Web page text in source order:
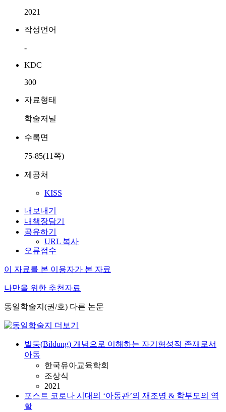
2021
작성언어
-
KDC
300
자료형태
학술저널
수록면
75-85(11쪽)
제공처
KISS
내보내기
내책장담기
공유하기
URL 복사
오류접수
이 자료를 본 이용자가 본 자료
나만을 위한 추천자료
동일학술지(권/호) 다른 논문
빌둥(Bildung) 개념으로 이해하는 자기형성적 존재로서
아동
한국유아교육학회
조상식
2021
포스트 코로나 시대의 ‘아동관’의 재조명 & 학부모의 역
할